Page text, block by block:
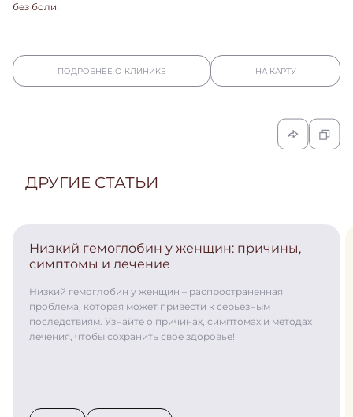
без боли!
ПОДРОБНЕЕ О КЛИНИКЕ НА КАРТУ
ДРУГИЕ СТАТЬИ
Низкий гемоглобин у женщин: причины,
симптомы и лечение
Низкий гемоглобин у женщин – распространенная
проблема, которая может привести к серьезным
последствиям. Узнайте о причинах, симптомах и методах
лечения, чтобы сохранить свое здоровье!